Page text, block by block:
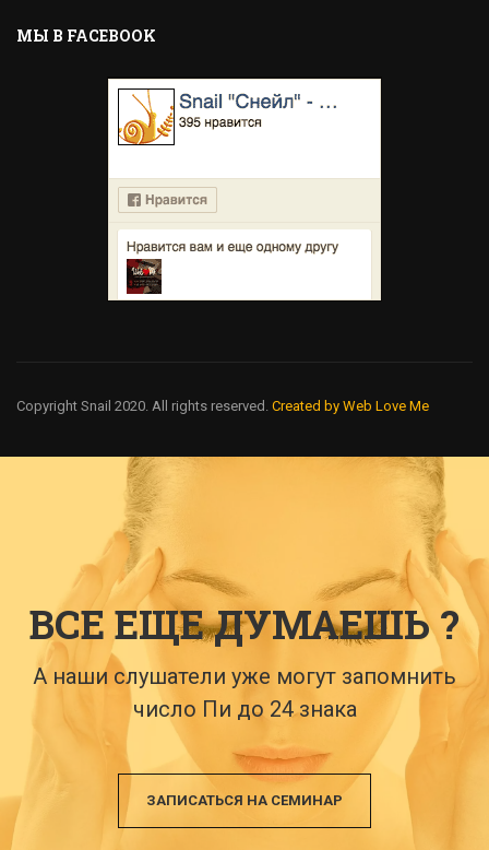
MЫ В FACEBOOK
Copyright Snail 2020. All rights reserved. Created by Web Love Me
ВСЕ ЕЩЕ ДУМАЕШЬ ?
А наши слушатели уже могут запомнить
число Пи до 24 знака
ЗАПИСАТЬСЯ НА СЕМИНАР